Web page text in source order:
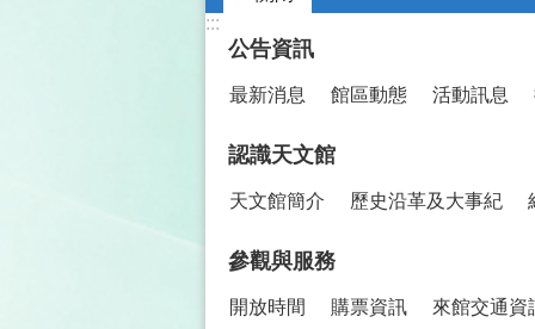
:::
公告資訊
最新消息 館區動態 活動訊息
認識天文館
天文館簡介 歷史沿革及大事紀
參觀與服務
開放時間 購票資訊 來館交通資